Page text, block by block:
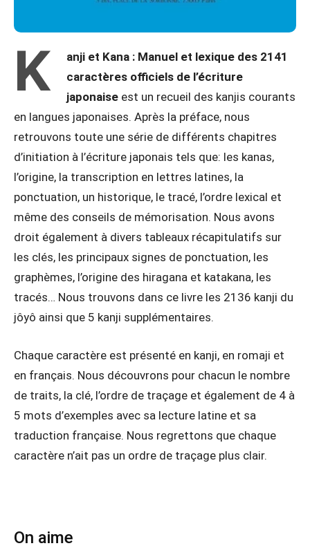
K
anji et Kana : Manuel et lexique des 2141
caractères officiels de l’écriture
japonaise est un recueil des kanjis courants
en langues japonaises. Après la préface, nous
retrouvons toute une série de différents chapitres
d’initiation à l’écriture japonais tels que: les kanas,
l’origine, la transcription en lettres latines, la
ponctuation, un historique, le tracé, l’ordre lexical et
même des conseils de mémorisation. Nous avons
droit également à divers tableaux récapitulatifs sur
les clés, les principaux signes de ponctuation, les
graphèmes, l’origine des hiragana et katakana, les
tracés… Nous trouvons dans ce livre les 2136 kanji du
jôyô ainsi que 5 kanji supplémentaires.
Chaque caractère est présenté en kanji, en romaji et
en français. Nous découvrons pour chacun le nombre
de traits, la clé, l’ordre de traçage et également de 4 à
5 mots d’exemples avec sa lecture latine et sa
traduction française. Nous regrettons que chaque
caractère n’ait pas un ordre de traçage plus clair.
On aime